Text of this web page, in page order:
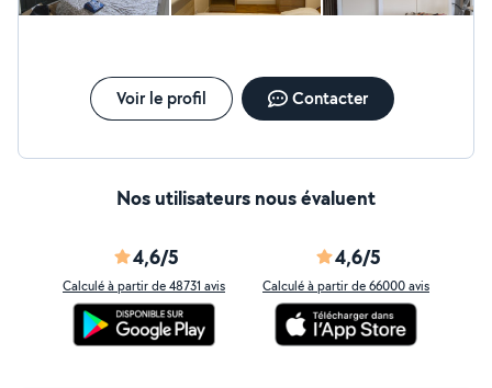
Voir le profil Contacter
Nos utilisateurs nous évaluent
4,6/5
Calculé à partir de 48731 avis
4,6/5
Calculé à partir de 66000 avis